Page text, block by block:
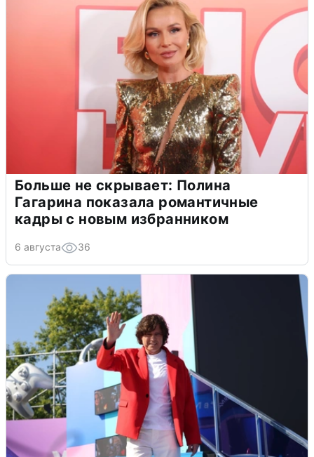
Больше не скрывает: Полина
Гагарина показала романтичные
кадры с новым избранником
6 августа 36